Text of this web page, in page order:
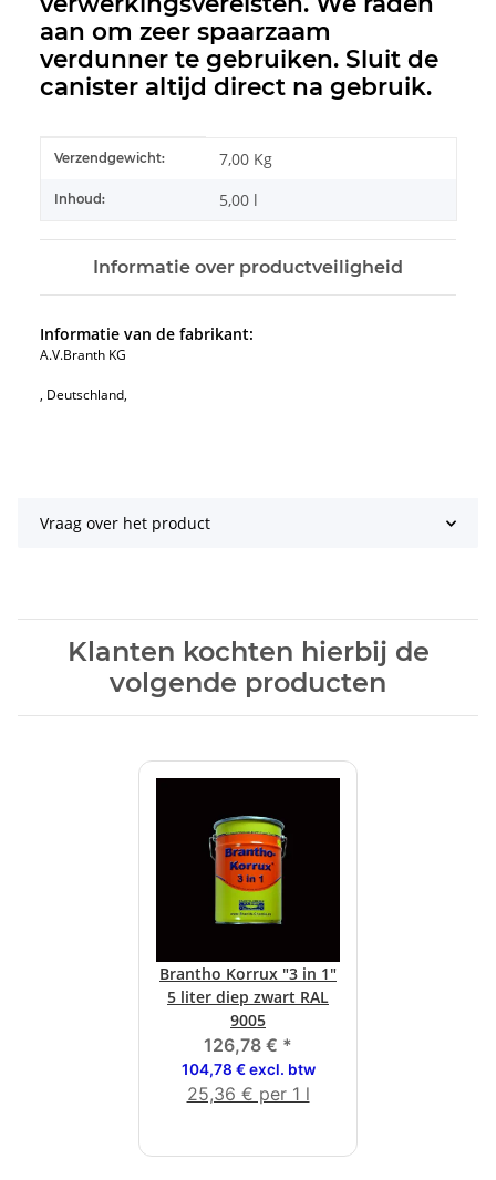
aan om zeer spaarzaam
verdunner te gebruiken. Sluit de
canister altijd direct na gebruik.
#productDetails.itemInformation#
#productDetails.itemValue#
Verzendgewicht: 7,00 Kg
Inhoud: 5,00 l
Informatie over productveiligheid
Informatie van de fabrikant:
A.V.Branth KG
, Deutschland,
Vraag over het product
Klanten kochten hierbij de
volgende producten
Brantho Korrux "3 in 1"
5 liter diep zwart RAL
9005
126,78 € *
104,78 € excl. btw
25,36 € per 1 l